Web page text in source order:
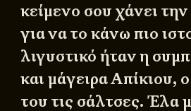
κείμενο σου χάνει
για να το κάνω πιο
λιγυστικό ήταν η
και μάγειρα Απίκιου,
του τις σάλτσες. Έλα